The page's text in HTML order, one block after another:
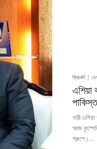
ক্রিকেট
এশিয়া
নারী
আজ
গ্রুপে।...